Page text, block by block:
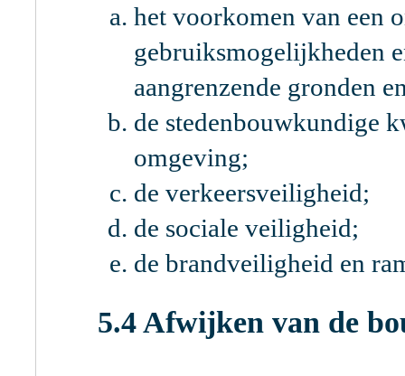
het voorkomen van een
gebruiksmogelijkheden
aangrenzende gronden
de stedenbouwkundige
omgeving;
de verkeersveiligheid;
de sociale veiligheid;
de brandveiligheid en
5.4 Afwijken van de